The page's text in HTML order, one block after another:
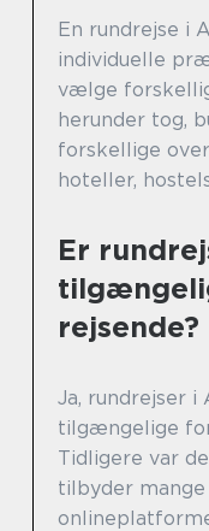
En rundrejse i
individuelle
vælge
herunder tog,
forskellige
hoteller,
Er
rejsende?
Ja, rundrejser
tilgængelige
Tidligere var
tilbyder